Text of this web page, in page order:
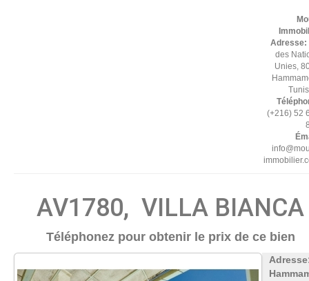
Adresse:
des
Unies,
(+216) 52
AV1780, VILLA BIANCA
Téléphonez pour obtenir le prix de ce bien